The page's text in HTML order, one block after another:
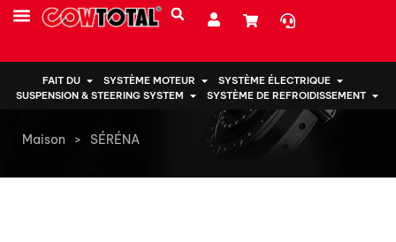
FAIT DU SYSTÈME MOTEUR
SYSTÈME ÉLECTRIQUE
SUSPENSION & STEERING SYSTEM
SYSTÈME DE REFROIDISSEMENT
Maison > SÉRÉNA